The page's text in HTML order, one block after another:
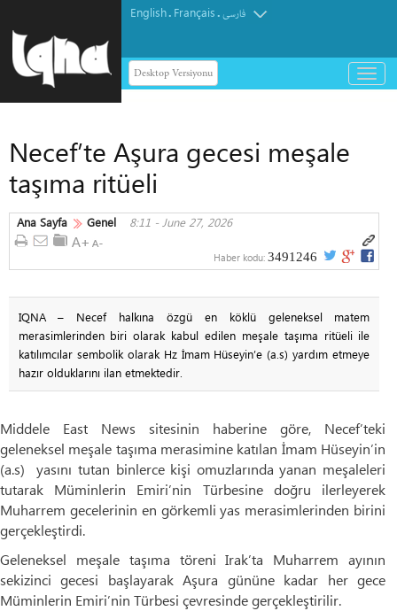
English. Français.فارسی
Desktop Versiyonu
باز
و
Necef’te Aşura gecesi meşale
taşıma ritüeli
Ana Sayfa Genel 8:11 - June 27, 2026
Haber kodu: 3491246
IQNA – Necef halkına özgü en köklü geleneksel matem
merasimlerinden biri olarak kabul edilen meşale taşıma ritüeli ile
katılımcılar sembolik olarak Hz İmam Hüseyin’e (a.s) yardım etmeye
hazır olduklarını ilan etmektedir.
Middele East News sitesinin haberine göre, Necef’teki
geleneksel meşale taşıma merasimine katılan İmam Hüseyin’in
(a.s) yasını tutan binlerce kişi omuzlarında yanan meşaleleri
tutarak Müminlerin Emiri’nin Türbesine doğru ilerleyerek
Muharrem gecelerinin en görkemli yas merasimlerinden birini
gerçekleştirdi.
Geleneksel meşale taşıma töreni Irak’ta Muharrem ayının
sekizinci gecesi başlayarak Aşura gününe kadar her gece
Müminlerin Emiri’nin Türbesi çevresinde gerçekleştirilir.